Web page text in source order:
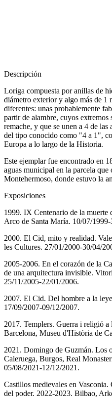
Descripción
Loriga compuesta por anillas de
diámetro exterior y algo más de 1
diferentes: unas probablemente
partir de alambre, cuyos extremos
remache, y que se unen a 4 de
del tipo conocido como "4 a 1",
Europa a lo largo de la Historia.
Este ejemplar fue encontrado en
aguas municipal en la parcela
Montehermoso, donde estuvo la
Exposiciones
1999. IX Centenario de la muerte
Arco de Santa María. 10/07/
2000. El Cid, mito y realidad.
les Cultures. 27/01/2000-30/04/
2005-2006. En el corazón de la
de una arquitectura invisible.
25/11/2005-22/01/2006.
2007. El Cid. Del hombre a la
17/09/2007-09/12/2007.
2017. Templers. Guerra i religió a
Barcelona, Museu d'Història de
2021. Domingo de Guzmán. Los
Caleruega, Burgos, Real
05/08/2021-12/12/2021.
Castillos medievales en
del poder. 2022-2023. Bilbao,